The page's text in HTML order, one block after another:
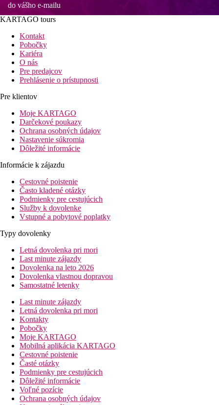
do vášho e-mailu
KARTAGO tours
Kontakt
Pobočky
Kariéra
O nás
Pre predajcov
Prehlásenie o prístupnosti
Pre klientov
Moje KARTAGO
Darčekové poukazy
Ochrana osobných údajov
Nastavenie súkromia
Dôležité informácie
Informácie k zájazdu
Cestovné poistenie
Často kladené otázky
Podmienky pre cestujúcich
Služby k dovolenke
Vstupné a pobytové poplatky
Typy dovolenky
Letná dovolenka pri mori
Last minute zájazdy
Dovolenka na leto 2026
Dovolenka vlastnou dopravou
Samostatné letenky
Last minute zájazdy
Letná dovolenka pri mori
Kontakty
Pobočky
Moje KARTAGO
Mobilná aplikácia KARTAGO
Cestovné poistenie
Časté otázky
Podmienky pre cestujúcich
Dôležité informácie
Voľné pozície
Ochrana osobných údajov